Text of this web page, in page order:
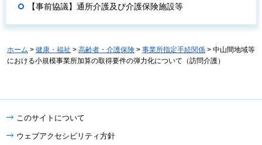
【事前協議】通所介護及び介護保険施設等
ホーム > 健康・福祉 > 高齢者・介護保険 > 事業所指定手続関係 > 中山間地域等
における小規模事業所加算の取得要件の弾力化について（訪問介護）
このサイトについて
ウェブアクセシビリティ方針